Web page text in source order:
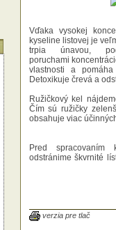
Vďaka vysokej
kyseline listovej je
trpia únavou,
poruchami
vlastnosti a
Detoxikuje črevá a
Ružičkový kel
Čím sú ružičky
obsahuje viac
Pred spracovaním
odstránime škvrnité
verzia pre tlač